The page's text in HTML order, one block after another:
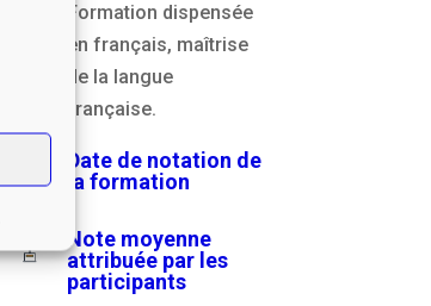
Formation dispensée
en français, maîtrise
de la langue
française.
Date de notation de
la formation
Note moyenne
attribuée par les
participants